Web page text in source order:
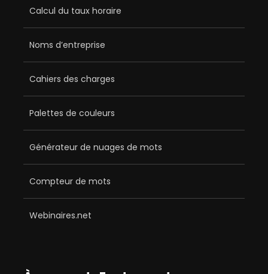
Calcul du taux horaire
Noms d’entreprise
Cahiers des charges
Palettes de couleurs
Générateur de nuages de mots
Compteur de mots
Webinaires.net